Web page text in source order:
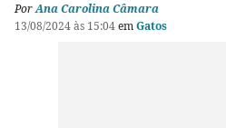
PorAna Carolina Câmara
13/08/2024 às 15:04emGatos